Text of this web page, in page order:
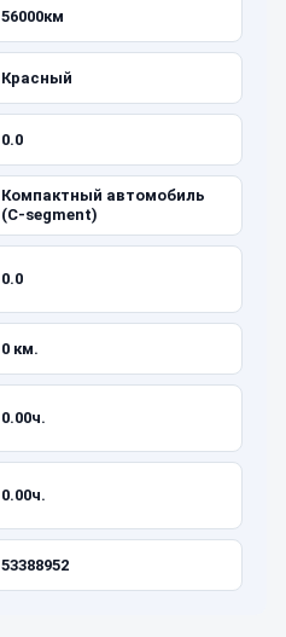
56000км
Красный
0.0
Компактный автомобиль
(C-segment)
0.0
0 км.
0.00ч.
0.00ч.
53388952